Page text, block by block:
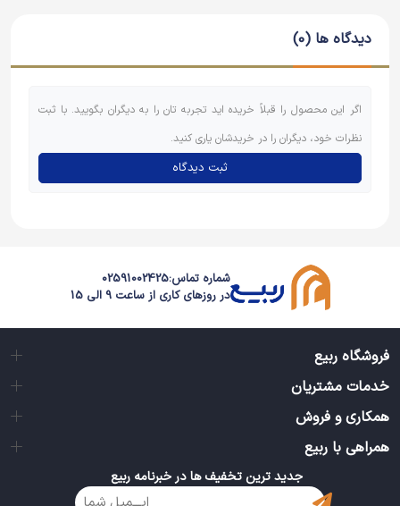
دیدگاه ها (0)
اگر این محصول را قبلاً خریده اید تجربه تان را به دیگران بگویید. با ثبت
نظرات خود، دیگران را در خریدشان یاری کنید.
ثبت دیدگاه
شماره تماس:02591002425
در روزهای کاری از ساعت 9 الی 15
فروشگاه ربیع
خدمات مشتریان
همکاری و فروش
همراهی با ربیع
جدید ترین تخفیف ها در خبرنامه ربیع